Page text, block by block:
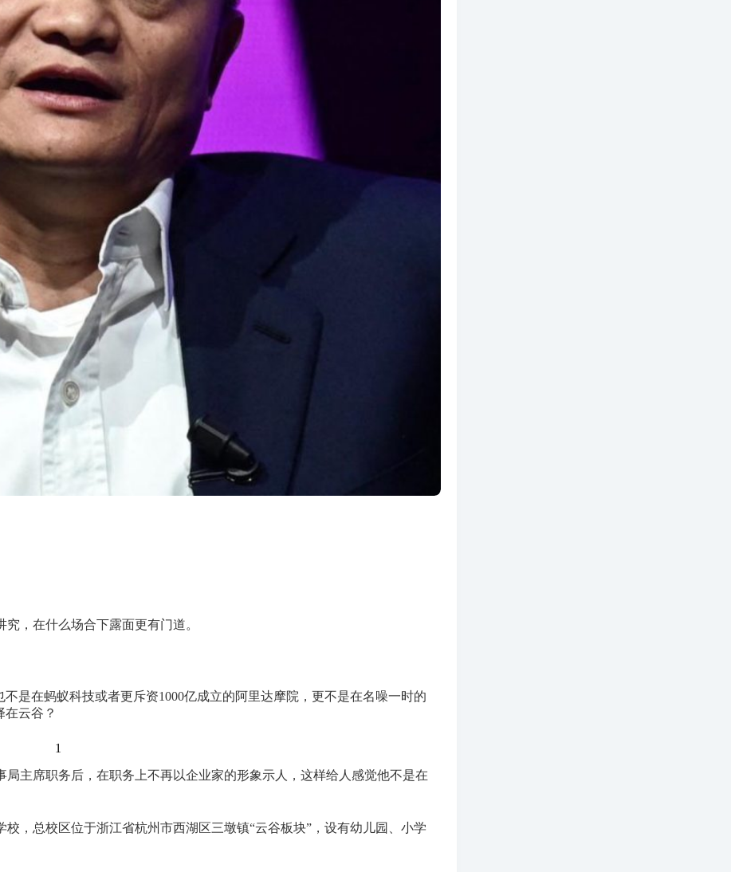
，在什么场合下露面更有门道。
是在蚂蚁科技或者更斥资1000亿成立的阿里达摩院，更不是在名噪一时的
在云谷？
1
主席职务后，在职务上不再以企业家的形象示人，这样给人感觉他不是在
，总校区位于浙江省杭州市西湖区三墩镇“云谷板块”，设有幼儿园、小学